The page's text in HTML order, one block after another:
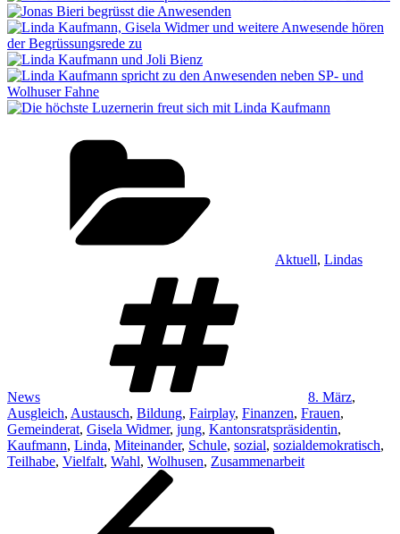
Aktuell, Lindas
News 8. März,
Ausgleich, Austausch, Bildung, Fairplay, Finanzen, Frauen,
Gemeinderat, Gisela Widmer, jung, Kantonsratspräsidentin,
Kaufmann, Linda, Miteinander, Schule, sozial, sozialdemokratisch,
Teilhabe, Vielfalt, Wahl, Wolhusen, Zusammenarbeit
Beitragsnavigation